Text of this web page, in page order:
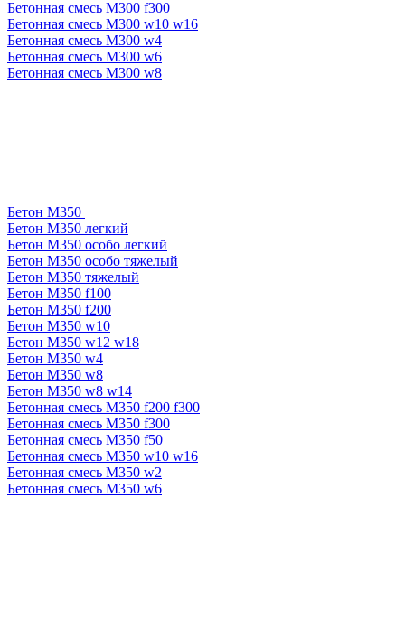
Бетонная смесь М300 f300
Бетонная смесь М300 w10 w16
Бетонная смесь М300 w4
Бетонная смесь М300 w6
Бетонная смесь М300 w8
Бетон М350
Бетон М350 легкий
Бетон М350 особо легкий
Бетон М350 особо тяжелый
Бетон М350 тяжелый
Бетон М350 f100
Бетон М350 f200
Бетон М350 w10
Бетон М350 w12 w18
Бетон М350 w4
Бетон М350 w8
Бетон М350 w8 w14
Бетонная смесь М350 f200 f300
Бетонная смесь М350 f300
Бетонная смесь М350 f50
Бетонная смесь М350 w10 w16
Бетонная смесь М350 w2
Бетонная смесь М350 w6